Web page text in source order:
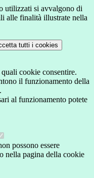
utilizzati si avvalgono di
alle finalità illustrate nella
tutti i cookies
cookie consentire.
il funzionamento della
al funzionamento potete
possono essere
nella pagina della cookie